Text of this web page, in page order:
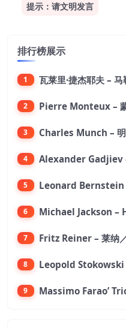
提示：请文明发言
排行榜展示
1
2
3
4
5
6
7
8
9